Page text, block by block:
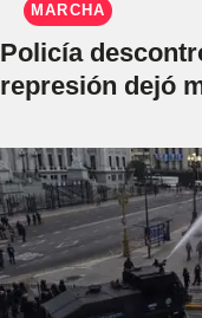
MARCHA
Policía
represión dejó